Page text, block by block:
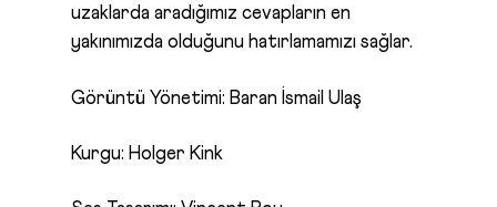
uzaklarda aradığımız cevapların en
yakınımızda olduğunu hatırlamamızı sağlar.
Görüntü Yönetimi: Baran İsmail Ulaş
Kurgu: Holger Kink